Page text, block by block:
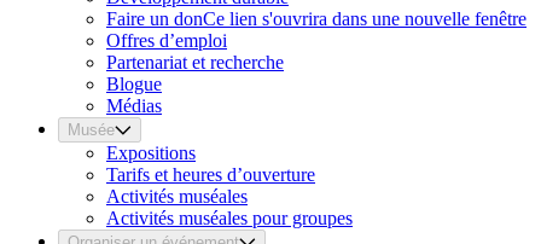
Faire un donCe lien s'ouvrira dans une nouvelle fenêtre
Offres d’emploi
Partenariat et recherche
Blogue
Médias
Musée
Expositions
Tarifs et heures d’ouverture
Activités muséales
Activités muséales pour groupes